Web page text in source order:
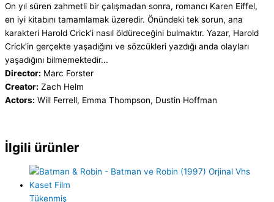
On yıl süren zahmetli bir çalışmadan sonra, romancı Karen Eiffel,
en iyi kitabını tamamlamak üzeredir. Önündeki tek sorun, ana
karakteri Harold Crick’i nasıl öldüreceğini bulmaktır. Yazar, Harold
Crick’in gerçekte yaşadığını ve sözcükleri yazdığı anda olayları
yaşadığını bilmemektedir...
Director: Marc Forster
Creator: Zach Helm
Actors: Will Ferrell, Emma Thompson, Dustin Hoffman
İlgili ürünler
Tükenmiş